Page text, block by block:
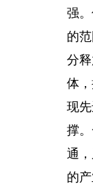
强
的
分
体
现
撑
通
的